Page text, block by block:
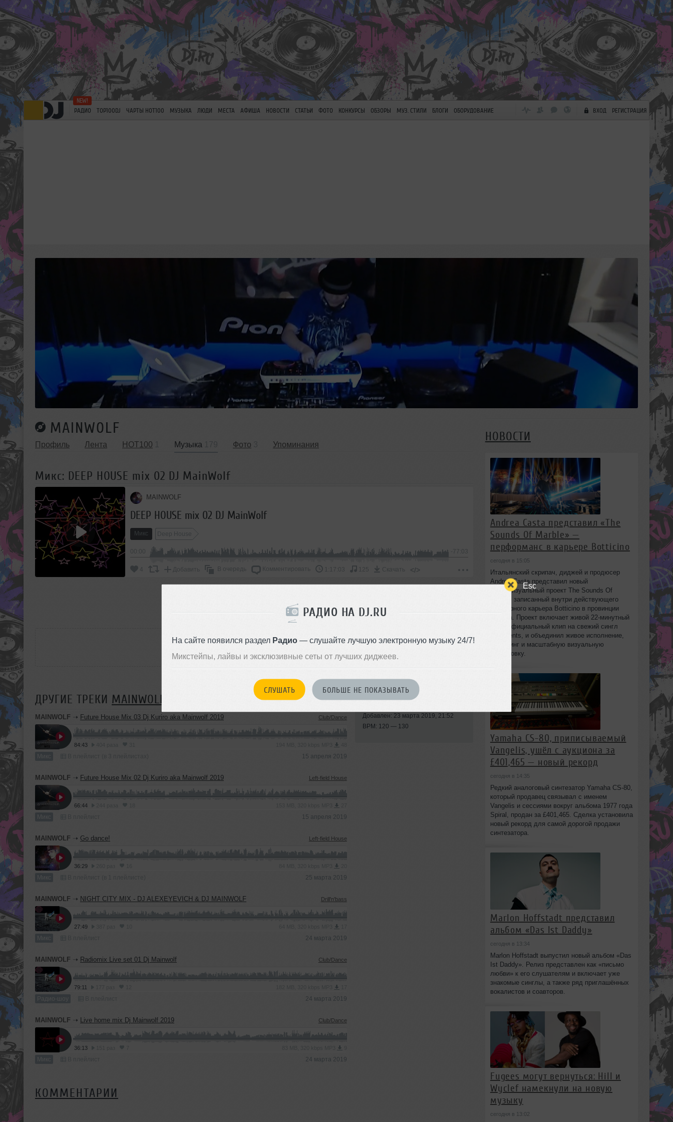
Esc
РАДИО НА DJ.RU
На сайте появился раздел Радио— слушайте лучшую электронную музыку 24/7!
Микстейпы, лайвы и эксклюзивные сеты от лучших диджеев.
СЛУШАТЬ БОЛЬШЕ НЕ ПОКАЗЫВАТЬ
РАДИО TOP100DJ ЧАРТЫ HOT100 МУЗЫКА ЛЮДИ МЕСТА АФИША НОВОСТИ СТАТЬИ ФОТО КОНКУРСЫ ОБЗОРЫ МУЗ. СТИЛИ БЛОГИ ОБОРУДОВАНИЕ ВХОД РЕГИСТРАЦИЯ
MAINWOLF
Профиль Лента HOT100 Музыка Фото Упоминания
Микс: DEEP HOUSE mix 02 DJ MainWolf
MAINWOLF
DEEP HOUSE mix 02 DJ MainWolf
Микс Deep House
-77:03
Добавить В очередь Комментировать 1:17:03 125 Скачать </>
ПОДДЕРЖАТЬ АРТИСТА
ДРУГИЕ ТРЕКИ MAINWOLF
MAINWOLF ➝ Future House Mix 03 Dj Kuriro aka Mainwolf 2019 Club/Dance
84:43
Микс 15 апреля 2019
MAINWOLF ➝ Future House Mix 02 Dj Kuriro aka Mainwolf 2019 Left-field House
66:44
Микс 15 апреля 2019
MAINWOLF ➝ Go dance! Left-field House
36:29
Микс 25 марта 2019
MAINWOLF ➝ NIGHT CITY MIX - DJ ALEXEYEVICH & DJ MAINWOLF Drill'n'bass
27:49
Микс 24 марта 2019
MAINWOLF ➝ Radiomix Live set 01 Dj Mainwolf Club/Dance
79:11
Радио-шоу 24 марта 2019
MAINWOLF ➝ Live home mix Dj Mainwolf 2019 Club/Dance
36:13
Микс 24 марта 2019
Стиль: Deep House
Добавлен: 23 марта 2019, 21:52
BPM: 120 — 130
КОММЕНТАРИИ
НОВОСТИ
Andrea Casta представил «The
Sounds Of Marble» —
перформанс в карьере Botticino
сегодня в 15:05
Итальянский скрипач, диджей и продюсер
Andrea Casta представил новый
аудиовизуальный проект The Sounds Of
Marble, записанный внутри действующего
мраморного карьера Botticino в провинции
Brescia. Проект включает живой 22‑минутный
сет и официальный клип на свежий сингл
Fragments, и объединил живое исполнение,
диджеинг и масштабную визуальную
постановку.
Yamaha CS-80, приписываемый
Vangelis, ушёл с аукциона за
£401,465 — новый рекорд
сегодня в 14:35
Редкий аналоговый синтезатор Yamaha CS-80,
который продавец связывал с именем
Vangelis и сессиями вокруг альбома 1977 года
Spiral, продан за £401,465. Сделка установила
новый рекорд для самой дорогой продажи
синтезатора.
Marlon Hoffstadt представил
альбом «Das Ist Daddy»
сегодня в 13:34
Marlon Hoffstadt выпустил новый альбом «Das
Ist Daddy». Релиз представлен как «письмо
любви» к его слушателям и включает уже
знакомые синглы, а также ряд приглашённых
вокалистов и соавторов.
Fugees могут вернуться: Hill и
Wyclef намекнули на новую
музыку
сегодня в 13:02